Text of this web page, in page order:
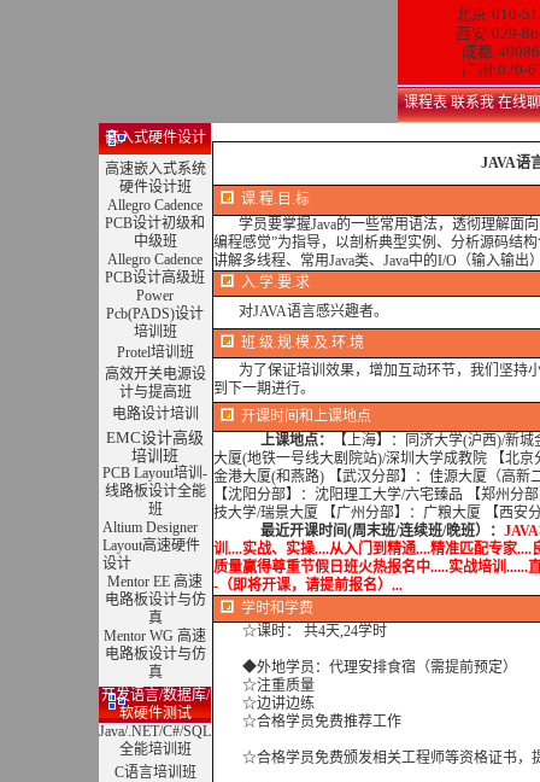
北京:010-
西安:029-
成都
广州:020-
课程表 联系我 在线聊
嵌入式硬件设计
高速嵌入式系统
硬件设计班
Allegro Cadence
PCB设计初级和
中级班
Allegro Cadence
PCB设计高级班
Power
Pcb(PADS)设计
培训班
Protel培训班
高效开关电源设
计与提高班
电路设计培训
EMC设计高级
培训班
PCB Layout培训-
线路板设计全能
班
Altium Designer
Layout高速硬件
设计
Mentor EE 高速
电路板设计与仿
真
Mentor WG 高速
电路板设计与仿
真
开发语言/数据库/
软硬件测试
Java/.NET/C#/SQL
全能培训班
C语言培训班
JAVA语
课.程.目.标
学员要掌握Java的一些常用语法，透彻理解面
编程感觉”为指导，以剖析典型实例、分析源码结
讲解多线程、常用Java类、Java中的I/O（输入输
入.学.要.求
对JAVA语言感兴趣者。
班.级.规.模.及.环.境
为了保证培训效果，增加互动环节，我们坚持
到下一期进行。
开课时间和上课地点
上课地点：
【上海】：同济大学(沪西)/新
大厦(地铁一号线大剧院站)/深圳大学成教院 【北
金港大厦(和燕路) 【武汉分部】：佳源大厦（高新
【沈阳分部】：沈阳理工大学/六宅臻品 【郑州分
技大学/瑞景大厦 【广州分部】：广粮大厦 【西安
最近开课时间(周末班/连续班/晚班）：
训....实战、实操....从入门到精通....精准匹配专家
质量赢得尊重节假日班火热报名中.....实战培训......
-（即将开课，请提前报名）...
学时和学费
☆课时： 共4天,24学时
◆外地学员：代理安排食宿（需提前预定）
☆注重质量
☆边讲边练
☆合格学员免费推荐工作
☆合格学员免费颁发相关工程师等资格证书，